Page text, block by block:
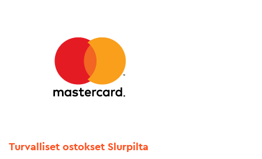
Turvalliset ostokset Slurpilta